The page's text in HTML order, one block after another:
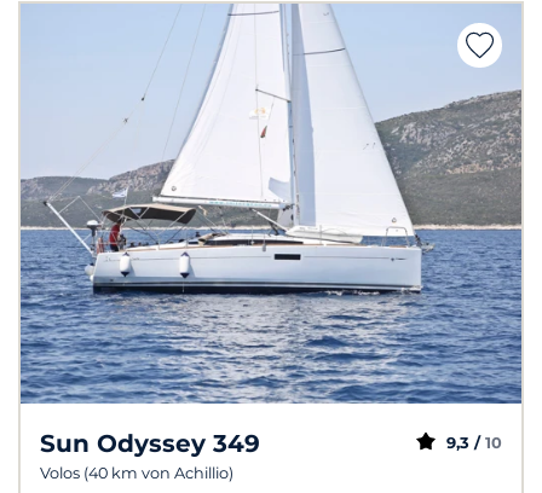
Sun Odyssey 349
Volos (40 km von Achillio)
9,3 / 10